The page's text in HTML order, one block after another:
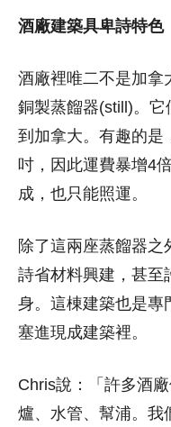
酒廠建築具卑詩特色
酒廠裡唯二不是加拿
銅製蒸餾器(still)。
到加拿大。有趣的是
吋，因此運費暴增4
成，也只能照運。
除了這兩座蒸餾器
詩省材料興建，甚至
身。這棟建築也是專
塞進現成建築裡。
Chris說：「許多酒
爐、水管、幫浦。我